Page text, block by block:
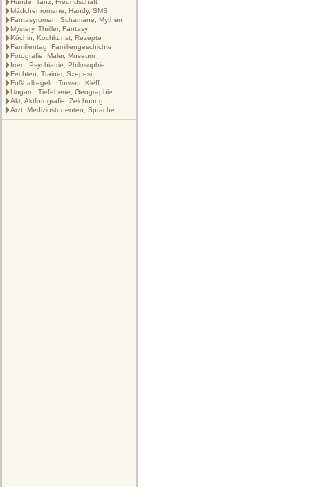
Hunde, Tanz, Freundschaft
Mädchenromane, Handy, SMS
Fantasyroman, Schamane, Mythen
Mystery, Thriller, Fantasy
Köchin, Kochkunst, Rezepte
Familientag, Familiengeschichte
Fotografie, Maler, Museum
Irren, Psychiatrie, Philosophie
Fechten, Trainer, Szepesi
Fußballregeln, Torwart, Kleff
Ungarn, Tiefebene, Geographie
Akt, Aktfotografie, Zeichnung
Arzt, Medizinstudenten, Sprache